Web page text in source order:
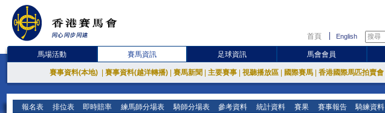
首頁 English
馬場活動 賽馬資訊 足球資訊 馬會會員
賽事資料(本地) 賽事資料(越洋轉播) 賽馬新聞 主要賽事 視聽播放區 國際賽馬 香港國際馬匹拍賣會
報名表 排位表 即時賠率 練馬師分場表 騎師分場表 參考資料 統計資料 賽果 賽事報告 騎練資料